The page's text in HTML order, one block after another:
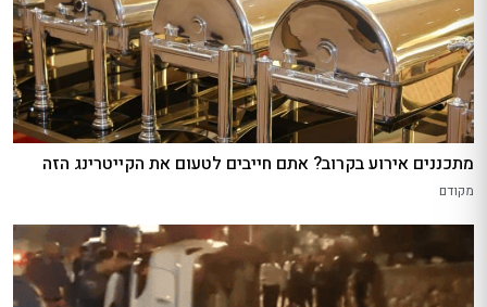
מתכננים אירוע בקרוב? אתם חייבים לטעום את הקייטרינג הזה
מקודם